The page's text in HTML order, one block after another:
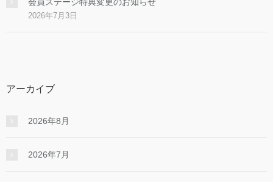
会員ステージ特典変更のお知らせ
2026年7月3日
アーカイブ
2026年8月
2026年7月